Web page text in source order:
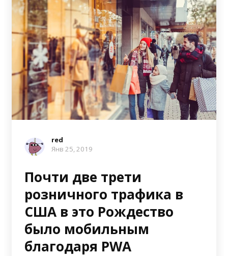
red
Янв 25, 2019
Почти две трети
розничного трафика в
США в это Рождество
было мобильным
благодаря PWA